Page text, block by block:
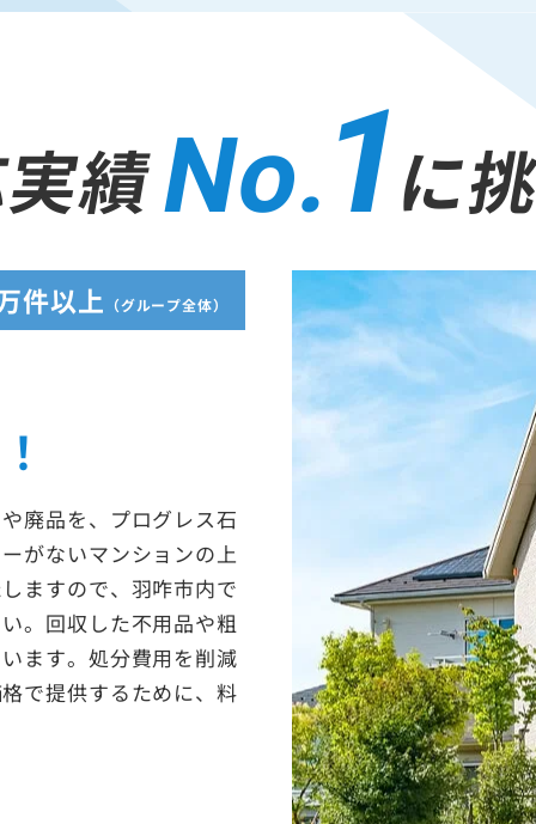
績No.1に
件以上 （グループ全体）
廃品を、プログレス石
がないマンションの上
ますので、羽咋市内で
。回収した不用品や粗
ます。処分費用を削減
で提供するために、料